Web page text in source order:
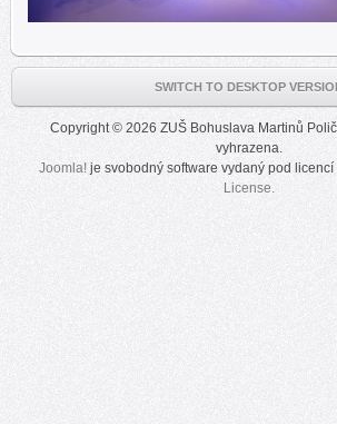
SWITCH TO DESKTOP
Copyright © 2026 ZUŠ Bohuslava Martinů
vyhrazena.
Joomla!je svobodný software vydaný pod licencí
License.